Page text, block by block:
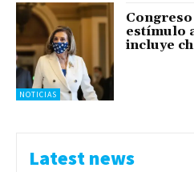
NOTICIAS
estímulo
incluye
Latest news